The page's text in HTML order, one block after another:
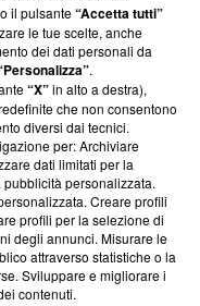
una verifica di
il pulsante“Accetta tutti”
le tue scelte, anche
dei dati personali da
.
“X”in alto a destra),
che non consentono
diversi dai tecnici.
per: Archiviare
dati limitati per la
personalizzata.
Creare profili
profili per la selezione di
degli annunci. Misurare le
attraverso statistiche o la
Sviluppare e migliorare i
contenuti.